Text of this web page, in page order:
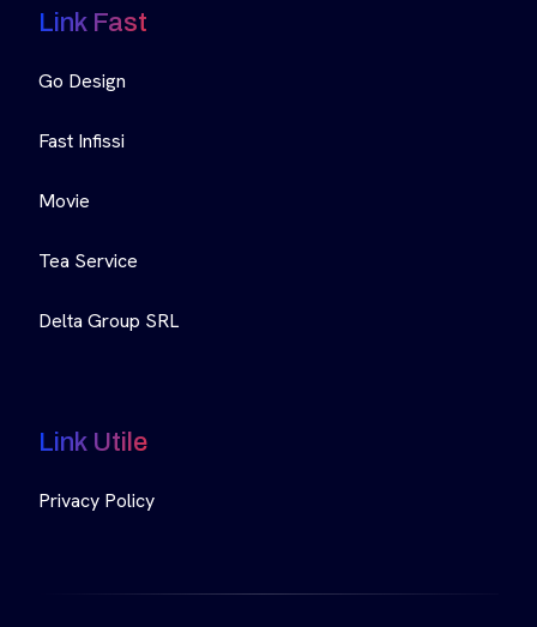
Link Fast
Go Design
Fast Infissi
Movie
Tea Service
Delta Group SRL
Link Utile
Privacy Policy